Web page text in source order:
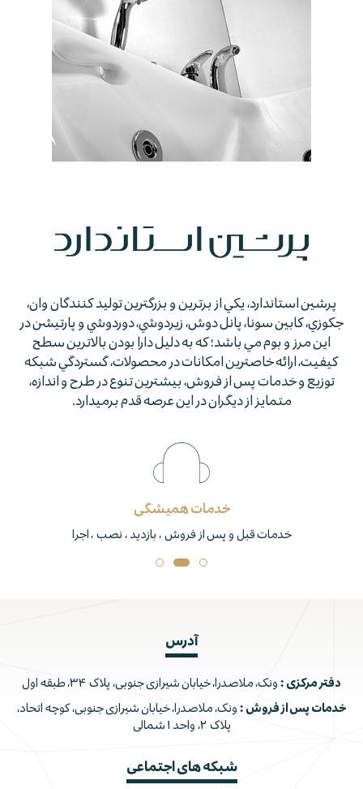
پرشين استاندارد، يكي از برترين و بزرگترين توليد كنندگان وان،
جكوزي، كابين سونا، پانل دوش، زيردوشي، دوردوشي و پارتيشن در
اين مرز و بوم مي باشد؛ كه به دليل دارا بودن بالاترين سطح
كيفيت، ارائه خاصترين امكانات در محصولات، گستردگي شبكه
توزيع و خدمات پس از فروش، بيشترين تنوع در طرح و اندازه،
متمايز از ديگران در اين عرصه قدم برمي­دارد.
خدمات همیشگی
خدمات قبل و پس از فروش ، بازدید ، نصب ، اجرا
آدرس
دفتر مرکزی : ونک، ملاصدرا، خیابان شیرازی جنوبی، پلاک ۳۴، طبقه اول
خدمات پس از فروش : ونک، ملاصدرا، خیابان شیرازی جنوبی، کوچه اتحاد،
پلاک ۲، واحد ۱ شمالی
شبکه های اجتماعی